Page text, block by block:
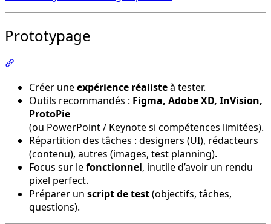
Prototypage
Créer uneexpérience réalisteà tester.
Outils recommandés : Figma, Adobe XD, InVision,
ProtoPie
(ou PowerPoint / Keynote si compétences limitées).
Répartition des tâches : designers (UI), rédacteurs
(contenu), autres (images, test planning).
Focus sur lefonctionnel, inutile d’avoir un rendu
pixel perfect.
Préparer un script de test(objectifs, tâches,
questions).